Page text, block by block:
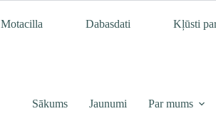
Motacilla Dabasdati Kļūsti
Sākums Jaunumi Par mums